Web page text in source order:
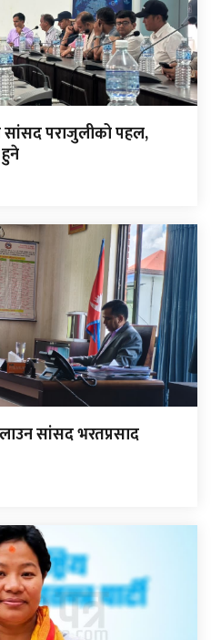
सांसद पराजुलीको पहल,
सांसद भरतप्रसाद